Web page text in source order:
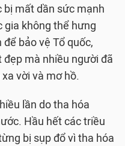
bị mất dần sức mạnh
gia không thể hưng
bảo vệ Tổ quốc,
mà nhiều người đã
vời và mơ hồ.
lần do tha hóa
Hầu hết các triều
bị sụp đổ vì tha hóa